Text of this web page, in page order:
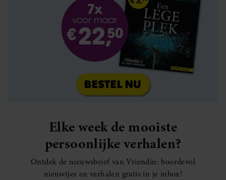
Elke week de mooiste
persoonlijke verhalen?
Ontdek de nieuwsbrief van Vriendin: boordevol
nieuwtjes en verhalen gratis in je inbox!